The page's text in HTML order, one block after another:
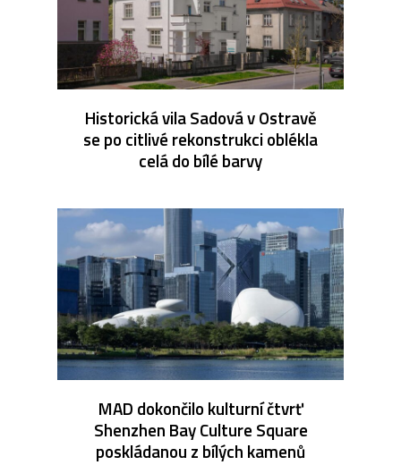
Historická vila Sadová v Ostravě
se po citlivé rekonstrukci oblékla
celá do bílé barvy
MAD dokončilo kulturní čtvrť
Shenzhen Bay Culture Square
poskládanou z bílých kamenů